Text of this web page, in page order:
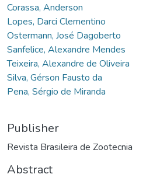
Corassa, Anderson
Lopes, Darci Clementino
Ostermann, José Dagoberto
Sanfelice, Alexandre Mendes
Teixeira, Alexandre de Oliveira
Silva, Gérson Fausto da
Pena, Sérgio de Miranda
Publisher
Revista Brasileira de Zootecnia
Abstract